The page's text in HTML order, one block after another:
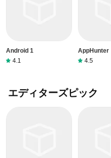
Android 1
4.1
AppHunter
4.5
エディターズピック